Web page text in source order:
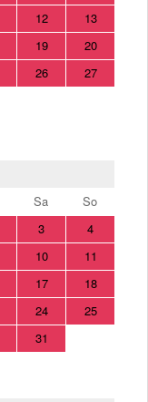
12
13
19
20
26
27
Sa
So
3
4
10
11
17
18
24
25
31